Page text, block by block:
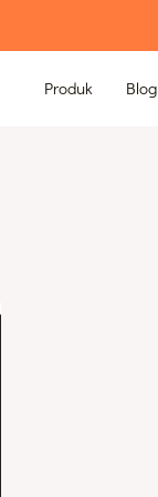
Produk Blog